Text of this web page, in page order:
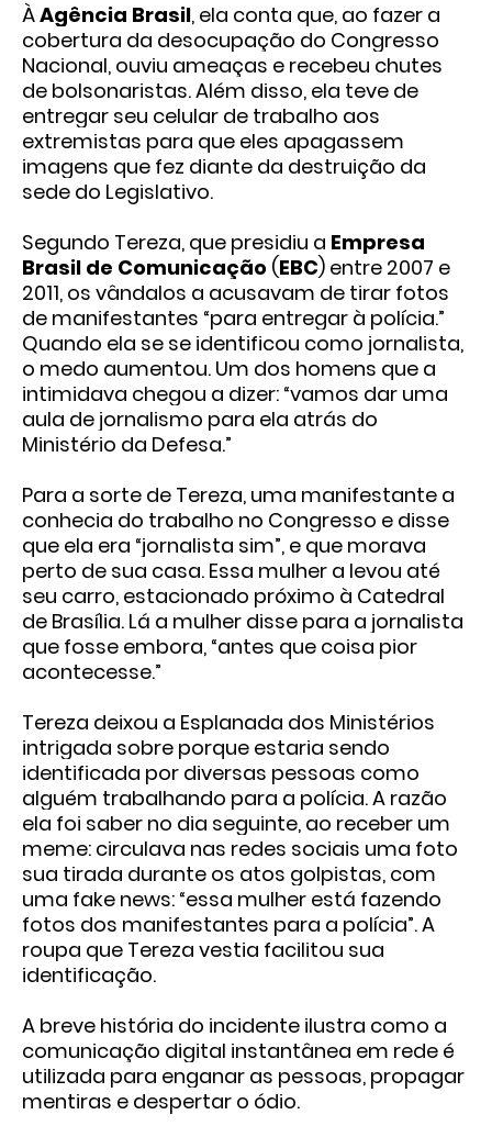
ÀAgência Brasil, ela conta que, ao fazer a
cobertura da desocupação do Congresso
Nacional, ouviu ameaças e recebeu chutes
de bolsonaristas. Além disso, ela teve de
entregar seu celular de trabalho aos
extremistas para que eles apagassem
imagens que fez diante da destruição da
sede do Legislativo.
Segundo Tereza, que presidiu a Empresa
Brasil de Comunicação (EBC) entre 2007 e
2011, os vândalos a acusavam de tirar fotos
de manifestantes “para entregar à polícia.”
Quando ela se se identificou como jornalista,
o medo aumentou. Um dos homens que a
intimidava chegou a dizer: “vamos dar uma
aula de jornalismo para ela atrás do
Ministério da Defesa.”
Para a sorte de Tereza, uma manifestante a
conhecia do trabalho no Congresso e disse
que ela era “jornalista sim”, e que morava
perto de sua casa. Essa mulher a levou até
seu carro, estacionado próximo à Catedral
de Brasília. Lá a mulher disse para a jornalista
que fosse embora, “antes que coisa pior
acontecesse.”
Tereza deixou a Esplanada dos Ministérios
intrigada sobre porque estaria sendo
identificada por diversas pessoas como
alguém trabalhando para a polícia. A razão
ela foi saber no dia seguinte, ao receber um
meme: circulava nas redes sociais uma foto
sua tirada durante os atos golpistas, com
uma fake news: “essa mulher está fazendo
fotos dos manifestantes para a polícia”. A
roupa que Tereza vestia facilitou sua
identificação.
A breve história do incidente ilustra como a
comunicação digital instantânea em rede é
utilizada para enganar as pessoas, propagar
mentiras e despertar o ódio.